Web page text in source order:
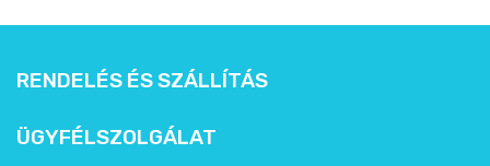
RENDELÉS ÉS SZÁLLÍTÁS
ÜGYFÉLSZOLGÁLAT